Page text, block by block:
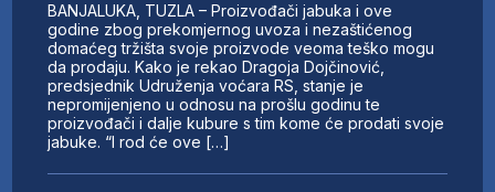
BANJALUKA, TUZLA – Proizvođači jabuka i ove
godine zbog prekomjernog uvoza i nezaštićenog
domaćeg tržišta svoje proizvode veoma teško mogu
da prodaju. Kako je rekao Dragoja Dojčinović,
predsjednik Udruženja voćara RS, stanje je
nepromijenjeno u odnosu na prošlu godinu te
proizvođači i dalje kubure s tim kome će prodati svoje
jabuke. “I rod će ove […]